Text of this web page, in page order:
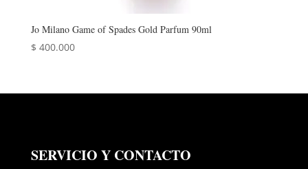
Jo Milano Game of Spades Gold Parfum 90ml
$ 400.000
SERVICIO Y CONTACTO